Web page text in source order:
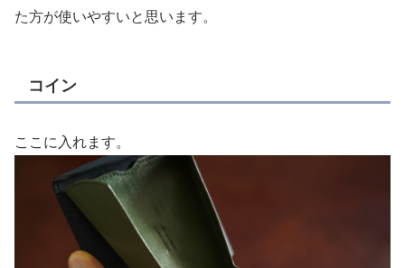
た方が使いやすいと思います。
コイン
ここに入れます。